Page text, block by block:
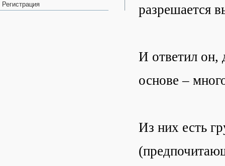
Регистрация
разрешается
И ответил он,
основе –
Из них есть